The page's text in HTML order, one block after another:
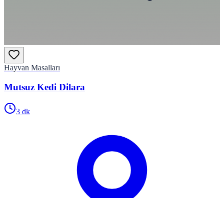
Hayvan Masalları
Mutsuz Kedi Dilara
3 dk